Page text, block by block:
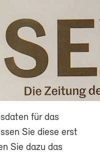
für das
Sie diese erst
Sie dazu das